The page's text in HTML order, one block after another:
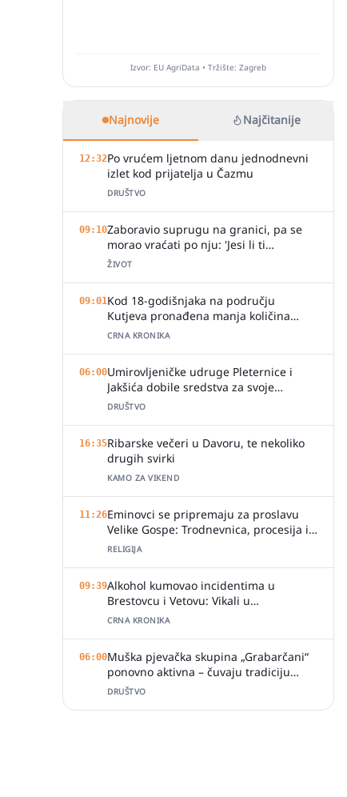
Izvor: EU AgriData • Tržište: Zagreb
Najnovije Najčitanije
12:32Po vrućem ljetnom danu jednodnevni
izlet kod prijatelja u Čazmu
DRUŠTVO
09:10Zaboravio suprugu na granici, pa se
morao vraćati po nju: 'Jesi li ti
normalan?'
ŽIVOT
09:01Kod 18-godišnjaka na području
Kutjeva pronađena manja količina
marihuane
CRNA KRONIKA
06:00Umirovljeničke udruge Pleternice i
Jakšića dobile sredstva za svoje
aktivnosti
DRUŠTVO
16:35Ribarske večeri u Davoru, te nekoliko
drugih svirki
KAMO ZA VIKEND
11:26Eminovci se pripremaju za proslavu
Velike Gospe: Trodnevnica, procesija i
svečano misno slavlje
RELIGIJA
09:39Alkohol kumovao incidentima u
Brestovcu i Vetovu: Vikali u
ugostiteljskim objektima, jedan zalio
CRNA KRONIKA
06:00Muška pjevačka skupina „Grabarčani“
ponovno aktivna – čuvaju tradiciju
izvornog slavonskog pjevanja
DRUŠTVO